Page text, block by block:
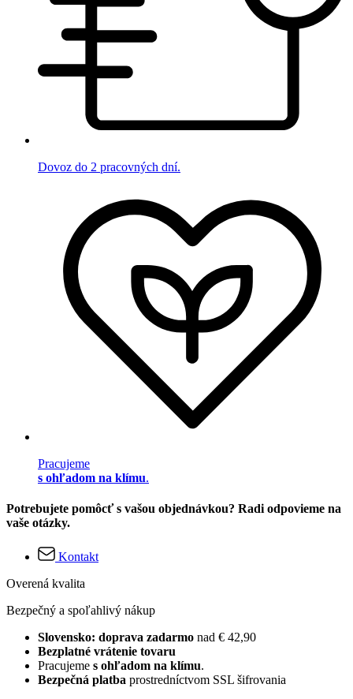
Dovoz do 2 pracovných dní.
Pracujeme
s ohľadom na klímu.
Potrebujete pomôcť s vašou objednávkou? Radi odpovieme na
vaše otázky.
Kontakt
Overená kvalita
Bezpečný a spoľahlivý nákup
Slovensko: doprava zadarmo nad € 42,90
Bezplatné vrátenie tovaru
Pracujeme s ohľadom na klímu.
Bezpečná platba prostredníctvom SSL šifrovania